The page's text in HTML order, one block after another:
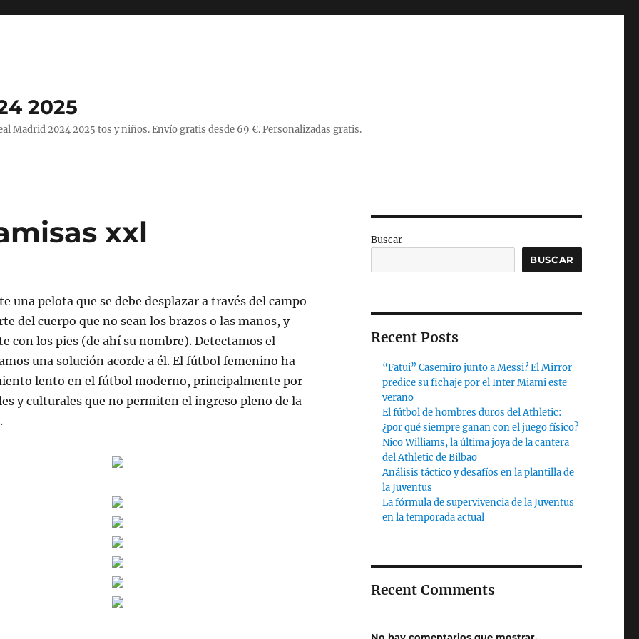
2025
Madrid 2024 2025 tos y niños. Envío gratis desde 69 €. Personalizadas gratis.
xxl
una pelota que se debe desplazar a través del campo
del cuerpo que no sean los brazos o las manos, y
con los pies (de ahí su nombre). Detectamos el
una solución acorde a él. El fútbol femenino ha
lento en el fútbol moderno, principalmente por
y culturales que no permiten el ingreso pleno de la
Buscar
BUSCAR
Recent Posts
“Fatui” Casemiro junto a Messi? El Mirror
predice su fichaje por el Inter Miami este
verano
El fútbol de hombres duros del Athletic:
¿por qué siempre ganan con el juego físico?
Nico Williams, la última joya de la cantera
del Athletic de Bilbao
Análisis táctico y desafíos en la plantilla de
la Juventus
La fórmula de supervivencia de la Juventus
en la temporada actual
Recent Comments
No hay comentarios que mostrar.